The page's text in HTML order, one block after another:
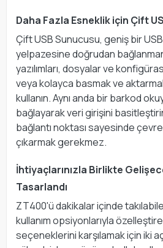
Daha Fazla Esneklik için Çift
Çift USB Sunucusu, geniş bir
yelpazesine doğrudan
yazılımları, dosyalar ve
veya kolayca basmak ve
kullanın. Aynı anda bir barkod
bağlayarak veri girişini
bağlantı noktası sayesinde
çıkarmak gerekmez.
İhtiyaçlarınızla Birlikte
Tasarlandı
ZT400'ü dakikalar içinde
kullanım opsiyonlarıyla
seçeneklerini karşılamak için iki